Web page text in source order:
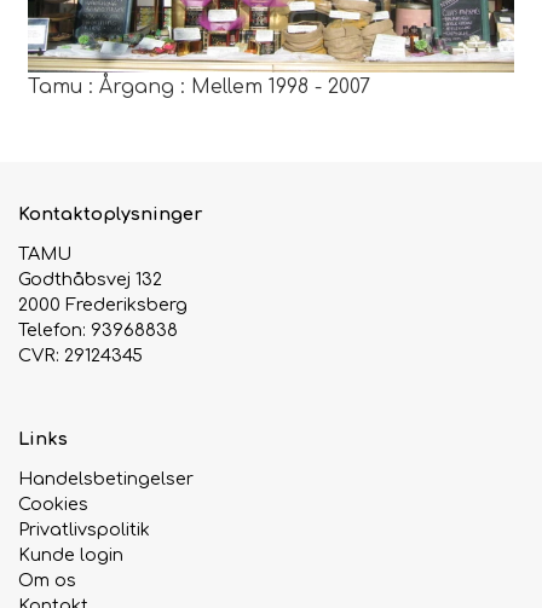
Tamu : Årgang : Mellem 1998 - 2007
Kontaktoplysninger
TAMU
Godthåbsvej 132
2000 Frederiksberg
Telefon: 93968838
CVR: 29124345
Links
Handelsbetingelser
Cookies
Privatlivspolitik
Kunde login
Om os